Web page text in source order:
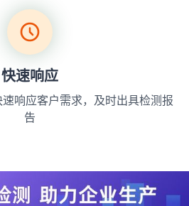
快速响应
响应客户需求，及时出具检测报
告